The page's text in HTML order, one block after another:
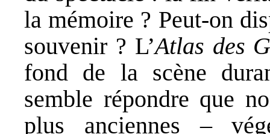
la mémoire ? Peut-on
souvenir ? L’Atlas des
fond de la scène
semble répondre que
plus anciennes –